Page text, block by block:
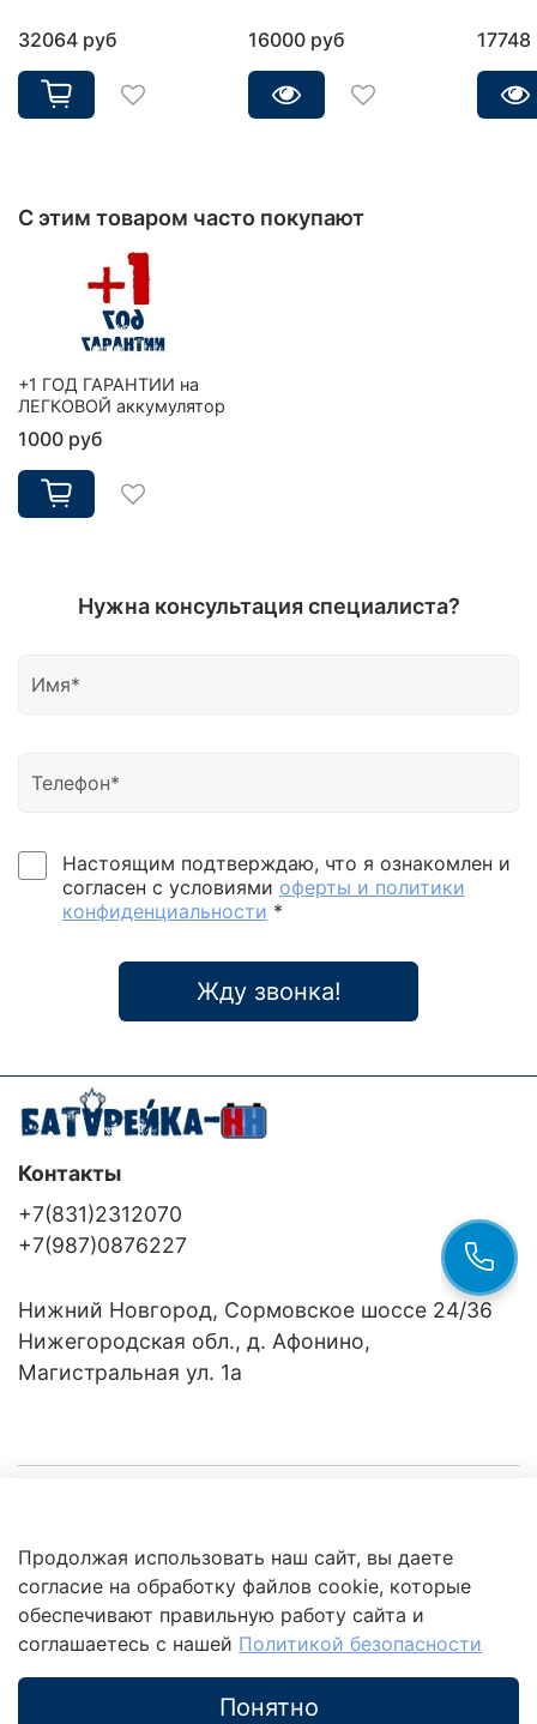
32064 руб 16000 руб
С этим товаром часто покупают
+1 ГОД ГАРАНТИИ на
ЛЕГКОВОЙ аккумулятор
1000 руб
Нужна консультация специалиста?
Настоящим подтверждаю, что я ознакомлен и
согласен с условиями оферты и политики
конфиденциальности *
Жду звонка!
Клиентам
Это интересно
Контакты
+7(831)2312070
+7(987)0876227
Нижний Новгород, Сормовское шоссе 24/36
Нижегородская обл., д. Афонино,
Магистральная ул. 1а
Продолжая использовать наш сайт, вы даете
согласие на обработку файлов cookie, которые
обеспечивают правильную работу сайта и
соглашаетесь с нашей Политикой безопасности
Понятно
обработки